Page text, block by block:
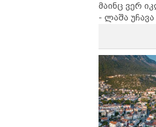
მაინც ვერ
- ლაშა